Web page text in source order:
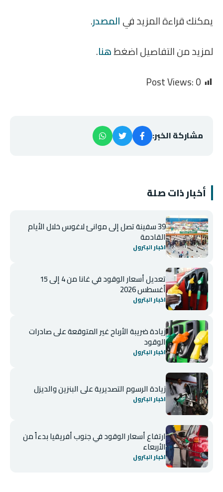
يمكنك قراءة المزيد فيالمصدر.
لمزيد من التفاصيل اضغطهنا.
Post Views:0
مشاركة الخبر:
أخبار ذات صلة
39 سفينة تصل إلى موانئ لاغوس خلال الأيام
القادمة
اخبار البترول
تعديل أسعار الوقود في غانا من 4 إلى 15
أغسطس 2026
اخبار البترول
زيادة ضريبة الأرباح غير المتوقعة على صادرات
الوقود
اخبار البترول
زيادة الرسوم التصديرية على البنزين والديزل
اخبار البترول
ارتفاع أسعار الوقود في جنوب أفريقيا بدءاً من
الأربعاء
اخبار البترول